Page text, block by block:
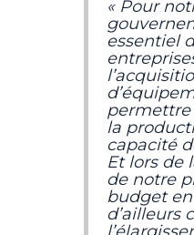
« Pour
essentiel
permettre
la
capacité
Et lors de
de notre
budget
d’ailleurs